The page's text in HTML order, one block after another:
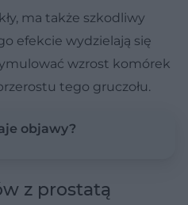
ma także szkodliwy
efekcie wydzielają się
wzrost komórek
tego gruczołu.
objawy?
z prostatą